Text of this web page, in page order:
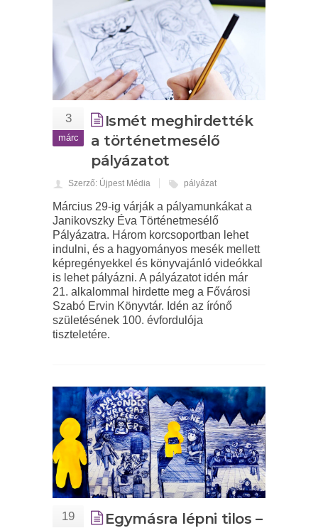
3
márc
Ismét meghirdették
a történetmesélő
pályázatot
Szerző: Újpest Média pályázat
Március 29-ig várják a pályamunkákat a
Janikovszky Éva Történetmesélő
Pályázatra. Három korcsoportban lehet
indulni, és a hagyományos mesék mellett
képregényekkel és könyvajánló videókkal
is lehet pályázni. A pályázatot idén már
21. alkalommal hirdette meg a Fővárosi
Szabó Ervin Könyvtár. Idén az írónő
születésének 100. évfordulója
tiszteletére.
19 Egymásra lépni tilos –